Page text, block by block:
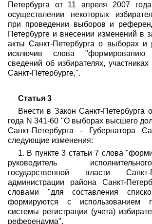
Петербурга от 11 апреля 2007
осуществлении некоторых
при проведении выборов и
Петербурге и внесении изменений в
акты Санкт-Петербурга о выборах и
исключив слова
сведений об избирателях,
Санкт-Петербурге,".
Статья 3
Внести в Закон Санкт-Петербурга
года N 341-60 "О выборах высшего
Санкт-Петербурга - Губернатора
следующие изменения:
1. В пункте 3 статьи 7 слова
руководитель
государственной власти
администрации района Санкт-
словами "для составления
формируются с использованием
системы регистрации (учета)
референдума".